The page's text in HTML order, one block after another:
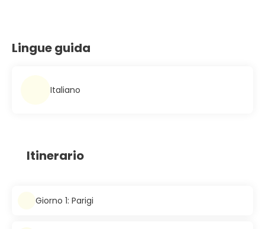
Lingue guida
Italiano
Itinerario
Giorno 1: Parigi